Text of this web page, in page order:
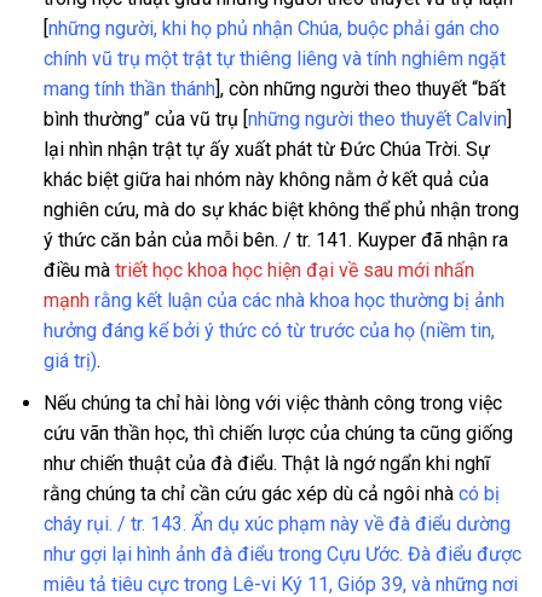
những người, khi họ phủ nhận Chúa, buộc phải gán cho
chính vũ trụ một trật tự thiêng liêng và tính nghiêm ngặt
mang tính thần thánh], còn những người theo thuyết “bất
bình thường” của vũ trụ [ những người theo thuyết Calvin]
lại nhìn nhận trật tự ấy xuất phát từ Đức Chúa Trời. Sự
khác biệt giữa hai nhóm này không nằm ở kết quả của
nghiên cứu, mà do sự khác biệt không thể phủ nhận trong
ý thức căn bản của mỗi bên. / tr. 141. Kuyper đã nhận ra
điều mà triết học khoa học hiện đại về sau mới nhấn
mạnh rằng kết luận của các nhà khoa học thường bị ảnh
hưởng đáng kể bởi ý thức có từ trước của họ (niềm tin,
giá trị).
Nếu chúng ta chỉ hài lòng với việc thành công trong việc
cứu vãn thần học, thì chiến lược của chúng ta cũng giống
như chiến thuật của đà điểu. Thật là ngớ ngẩn khi nghĩ
rằng chúng ta chỉ cần cứu gác xép dù cả ngôi nhà có bị
cháy rụi. / tr. 143. Ẩn dụ xúc phạm này về đà điểu dường
như gợi lại hình ảnh đà điểu trong Cựu Ước. Đà điểu được
miêu tả tiêu cực trong Lê-vi Ký 11, Gióp 39, và những nơi